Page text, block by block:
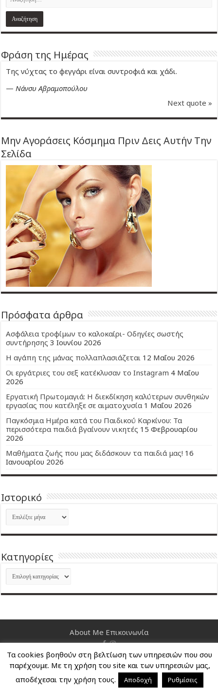
Φράση της Ημέρας
Της νύχτας το φεγγάρι είναι συντροφιά και χάδι.
—Νάνσυ Αβραμοπούλου
Next quote »
Μην Αγοράσεις Κόσμημα Πριν Δεις Αυτήν Την
Σελίδα
Πρόσφατα άρθρα
Ασφάλεια τροφίμων το καλοκαίρι- Οδηγίες σωστής
συντήρησης 3 Ιουνίου 2026
Η αγάπη της μάνας πολλαπλασιάζεται 12 Μαΐου 2026
Οι εργάτριες του σεξ κατέκλυσαν το Instagram 4 Μαΐου
2026
Εργατική Πρωτομαγιά: Η διεκδίκηση καλύτερων συνθηκών
εργασίας που κατέληξε σε αιματοχυσία 1 Μαΐου 2026
Παγκόσμια Ημέρα κατά του Παιδικού Καρκίνου: Τα
περισσότερα παιδιά βγαίνουν νικητές 15 Φεβρουαρίου
2026
Μαθήματα ζωής που μας διδάσκουν τα παιδιά μας! 16
Ιανουαρίου 2026
Ιστορικό
Ιστορικό
Kατηγορίες
Kατηγορίες
About Me Επικοινωνία
Nancy's Blog © Copyright 2026, All Rights Reserved
Τα cookies βοηθούν στη βελτίωση των υπηρεσιών που σου
παρέχουμε. Με τη χρήση του site και των υπηρεσιών μας,
αποδέχεσαι την χρήση τους.
Αποδοχή Ρυθμίσεις